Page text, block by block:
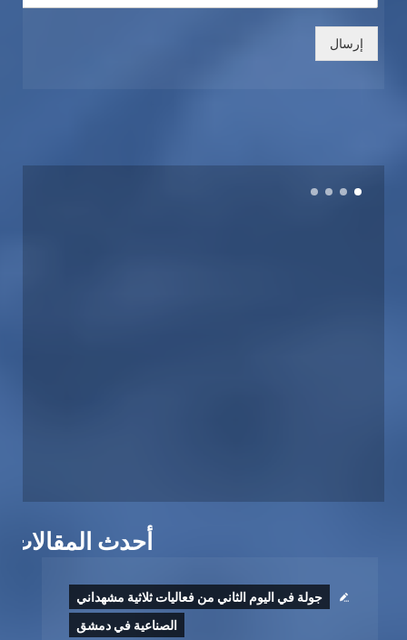
إرسال
أحدث المقالات
جولة في اليوم الثاني من فعاليات ثلاثية مشهداني
الصناعية في دمشق